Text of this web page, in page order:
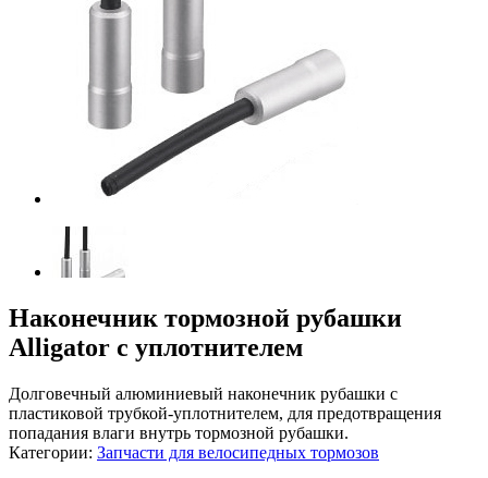
Наконечник тормозной рубашки
Alligator с уплотнителем
Долговечный алюминиевый наконечник рубашки с
пластиковой трубкой-уплотнителем, для предотвращения
попадания влаги внутрь тормозной рубашки.
Категории: Запчасти для велосипедных тормозов